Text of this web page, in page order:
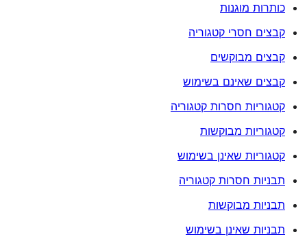
כותרות מוגנות
קבצים חסרי קטגוריה
קבצים מבוקשים
קבצים שאינם בשימוש
קטגוריות חסרות קטגוריה
קטגוריות מבוקשות
קטגוריות שאינן בשימוש
תבניות חסרות קטגוריה
תבניות מבוקשות
תבניות שאינן בשימוש